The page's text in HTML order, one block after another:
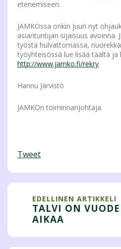
etenemiseen.
JAMKOssa onkin juuri nyt
asiantuntijan sijaisuus avoinna.
työstä hulvattomassa,
työyhteisössä lue lisää täältä ja
http://www.jamko.fi/rekry
Hannu Järvistö
JAMKOn toiminnanjohtaja
Tweet
EDELLINEN ARTIKKELI
TALVI ON
AIKAA